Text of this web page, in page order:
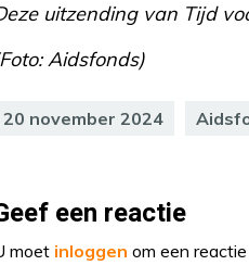
uitzending van Tijd
Aidsfonds)
20 november 2024
een reactie
moet inloggen om een